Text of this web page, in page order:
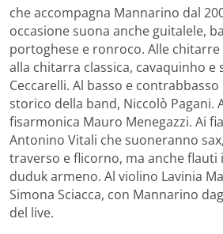
che accompagna Mannarino dal
occasione suona anche guitalele,
portoghese e ronroco. Alle chitarre
alla chitarra classica, cavaquinho e
Ceccarelli. Al basso e
storico della band, Niccolò Pagani.
fisarmonica Mauro Menegazzi. Ai
Antonino Vitali che suoneranno
traverso e flicorno, ma anche flauti
duduk armeno. Al violino Lavinia
Simona Sciacca, con Mannarino
del live.